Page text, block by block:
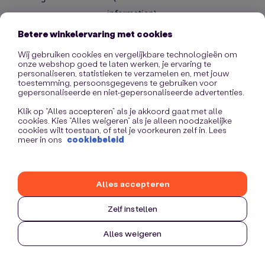
information).
Betere winkelervaring met cookies
Wij gebruiken cookies en vergelijkbare technologieën om
onze webshop goed te laten werken, je ervaring te
personaliseren, statistieken te verzamelen en, met jouw
toestemming, persoonsgegevens te gebruiken voor
gepersonaliseerde en niet-gepersonaliseerde advertenties.
Klik op “Alles accepteren” als je akkoord gaat met alle
cookies. Kies “Alles weigeren” als je alleen noodzakelijke
cookies wilt toestaan, of stel je voorkeuren zelf in. Lees
meer in ons cookiebeleid
Zelf instellen
Alles weigeren
Alles accepteren